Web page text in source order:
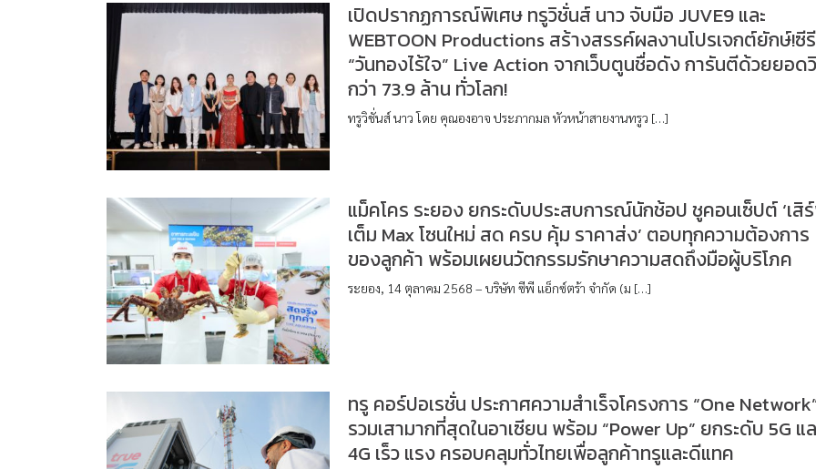
เปิดปรากฏการณ์พิเศษ ทรูวิชั่นส์ นาว จับมือ JUVE9 และ
WEBTOON Productions สร้างสรรค์ผลงานโปรเจกต์ยักษ์!ซี
“วันทองไร้ใจ” Live Action จากเว็บตูนชื่อดัง การันตีด้วยยอด
กว่า 73.9 ล้าน ทั่วโลก!
ทรูวิชั่นส์ นาว โดย คุณองอาจ ประภากมล หัวหน้าสายงานทรูว […]
แม็คโคร ระยอง ยกระดับประสบการณ์นักช้อป ชูคอนเซ็ปต์ ‘เสิ
เต็ม Max โซนใหม่ สด ครบ คุ้ม ราคาส่ง’ ตอบทุกความต้องการ
ของลูกค้า พร้อมเผยนวัตกรรมรักษาความสดถึงมือผู้บริโภค
ระยอง, 14 ตุลาคม 2568 – บริษัท ซีพี แอ็กซ์ตร้า จำกัด (ม […]
ทรู คอร์ปอเรชั่น ประกาศความสำเร็จโครงการ “One
รวมเสามากที่สุดในอาเซียน พร้อม “Power Up” ยกระดับ 5G แ
4G เร็ว แรง ครอบคลุมทั่วไทยเพื่อลูกค้าทรูและดีแทค